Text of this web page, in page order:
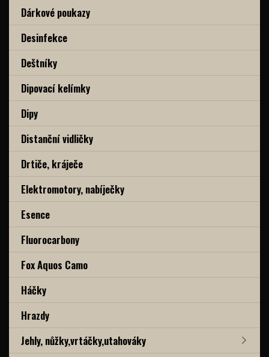
Dárkové poukazy
Desinfekce
Deštníky
Dipovací kelímky
Dipy
Distanční vidličky
Drtiče, kráječe
Elektromotory, nabíječky
Esence
Fluorocarbony
Fox Aquos Camo
Háčky
Hrazdy
Jehly, nůžky,vrtáčky,utahováky